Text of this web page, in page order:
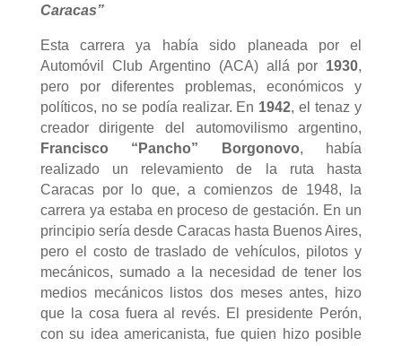
Caracas”
Esta carrera ya había sido planeada por el
Automóvil Club Argentino (ACA) allá por 1930,
pero por diferentes problemas, económicos y
políticos, no se podía realizar. En 1942, el tenaz y
creador dirigente del automovilismo argentino,
Francisco “Pancho” Borgonovo, había
realizado un relevamiento de la ruta hasta
Caracas por lo que, a comienzos de 1948, la
carrera ya estaba en proceso de gestación. En un
principio sería desde Caracas hasta Buenos Aires,
pero el costo de traslado de vehículos, pilotos y
mecánicos, sumado a la necesidad de tener los
medios mecánicos listos dos meses antes, hizo
que la cosa fuera al revés. El presidente Perón,
con su idea americanista, fue quien hizo posible